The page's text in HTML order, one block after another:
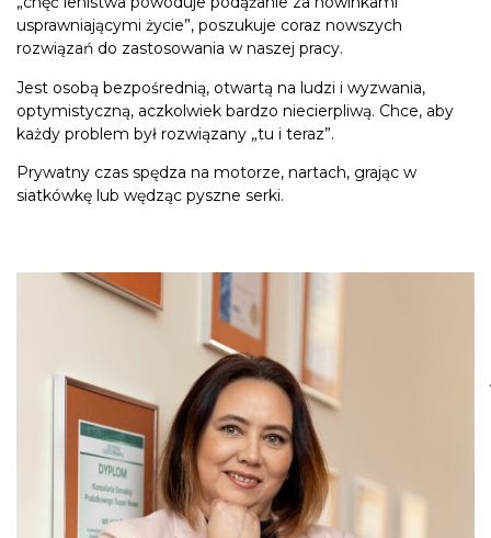
usprawniającymi życie”, poszukuje coraz nowszych
rozwiązań do zastosowania w naszej pracy.
Jest osobą bezpośrednią, otwartą na ludzi i wyzwania,
optymistyczną, aczkolwiek bardzo niecierpliwą. Chce, aby
każdy problem był rozwiązany „tu i teraz”.
Prywatny czas spędza na motorze, nartach, grając w
siatkówkę lub wędząc pyszne serki.